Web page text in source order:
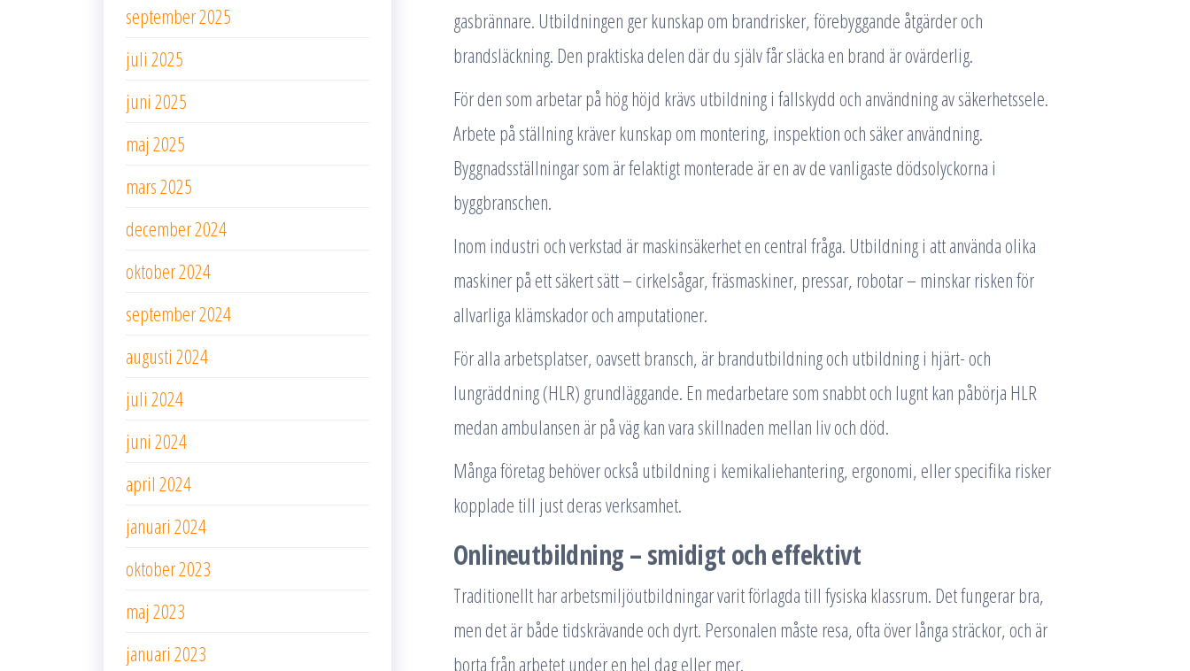
gasbrännare. Utbildningen ger kunskap om brandrisker, förebyggande åtgärder och
brandsläckning. Den praktiska delen där du själv får släcka en brand är ovärderlig.
För den som arbetar på hög höjd krävs utbildning i fallskydd och användning av säkerhetssele.
Arbete på ställning kräver kunskap om montering, inspektion och säker användning.
Byggnadsställningar som är felaktigt monterade är en av de vanligaste dödsolyckorna i
byggbranschen.
Inom industri och verkstad är maskinsäkerhet en central fråga. Utbildning i att använda olika
maskiner på ett säkert sätt – cirkelsågar, fräsmaskiner, pressar, robotar – minskar risken för
allvarliga klämskador och amputationer.
För alla arbetsplatser, oavsett bransch, är brandutbildning och utbildning i hjärt- och
lungräddning (HLR) grundläggande. En medarbetare som snabbt och lugnt kan påbörja HLR
medan ambulansen är på väg kan vara skillnaden mellan liv och död.
Många företag behöver också utbildning i kemikaliehantering, ergonomi, eller specifika risker
kopplade till just deras verksamhet.
Onlineutbildning – smidigt och effektivt
Traditionellt har arbetsmiljöutbildningar varit förlagda till fysiska klassrum. Det fungerar bra,
men det är både tidskrävande och dyrt. Personalen måste resa, ofta över långa sträckor, och är
borta från arbetet under en hel dag eller mer.
september 2025
juli 2025
juni 2025
maj 2025
mars 2025
december 2024
oktober 2024
september 2024
augusti 2024
juli 2024
juni 2024
april 2024
januari 2024
oktober 2023
maj 2023
januari 2023